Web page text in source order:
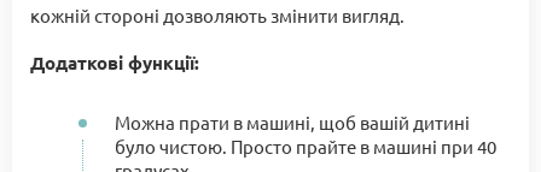
кожній стороні дозволяють змінити вигляд.
Додаткові функції:
Можна прати в машині, щоб вашій дитині
було чистою. Просто прайте в машині при 40